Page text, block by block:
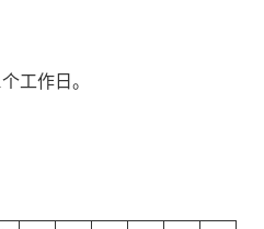
个工作日。